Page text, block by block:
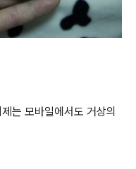
는 모바일에서도 거상의